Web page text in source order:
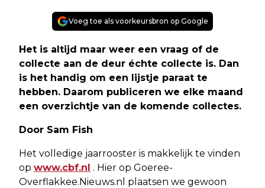
Voeg toe als voorkeursbron op Google
Het is altijd maar weer een vraag of de
collecte aan de deur échte collecte is. Dan
is het handig om een lijstje paraat te
hebben. Daarom publiceren we elke maand
een overzichtje van de komende collectes.
Door Sam Fish
Het volledige jaarrooster is makkelijk te vinden
op www.cbf.nl . Hier op Goeree-
Overflakkee.Nieuws.nl plaatsen we gewoon